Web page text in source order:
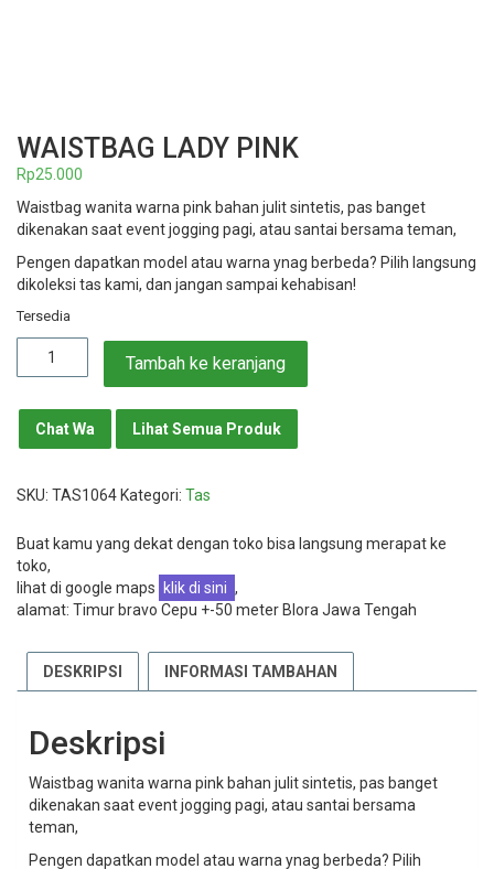
WAISTBAG LADY PINK
Rp25.000
Waistbag wanita warna pink bahan julit sintetis, pas banget
dikenakan saat event jogging pagi, atau santai bersama teman,
Pengen dapatkan model atau warna ynag berbeda? Pilih langsung
dikoleksi tas kami, dan jangan sampai kehabisan!
Tersedia
Kuantitas
Pink
Tambah ke keranjang
Chat Wa Lihat Semua Produk
SKU: TAS1064 Kategori: Tas
Buat kamu yang dekat dengan toko bisa langsung merapat ke
toko,
lihat di google maps
klik di sini ,
alamat: Timur bravo Cepu +-50 meter Blora Jawa Tengah
DESKRIPSI INFORMASI TAMBAHAN
Deskripsi
Waistbag wanita warna pink bahan julit sintetis, pas banget
dikenakan saat event jogging pagi, atau santai bersama
teman,
Pengen dapatkan model atau warna ynag berbeda? Pilih